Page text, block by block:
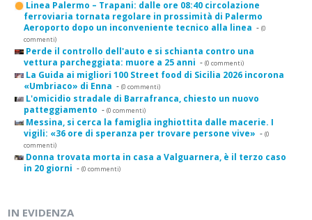
Linea Palermo – Trapani: dalle ore 08:40 circolazione
ferroviaria tornata regolare in prossimità di Palermo
Aeroporto dopo un inconveniente tecnico alla linea - (0
commenti)
Perde il controllo dell'auto e si schianta contro una
vettura parcheggiata: muore a 25 anni - (0 commenti)
La Guida ai migliori 100 Street food di Sicilia 2026 incorona
«Umbriaco» di Enna - (0 commenti)
L'omicidio stradale di Barrafranca, chiesto un nuovo
patteggiamento - (0 commenti)
Messina, si cerca la famiglia inghiottita dalle macerie. I
vigili: «36 ore di speranza per trovare persone vive» - (0
commenti)
Donna trovata morta in casa a Valguarnera, è il terzo caso
in 20 giorni - (0 commenti)
IN EVIDENZA